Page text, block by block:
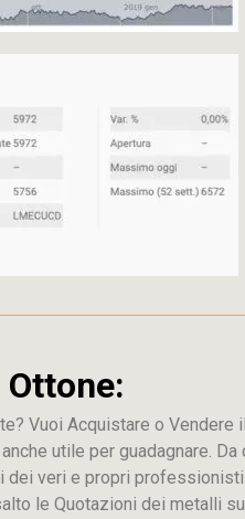
Vuoi Acquistare o Vendere
utile per guadagnare.
veri e propri
le Quotazioni dei metalli